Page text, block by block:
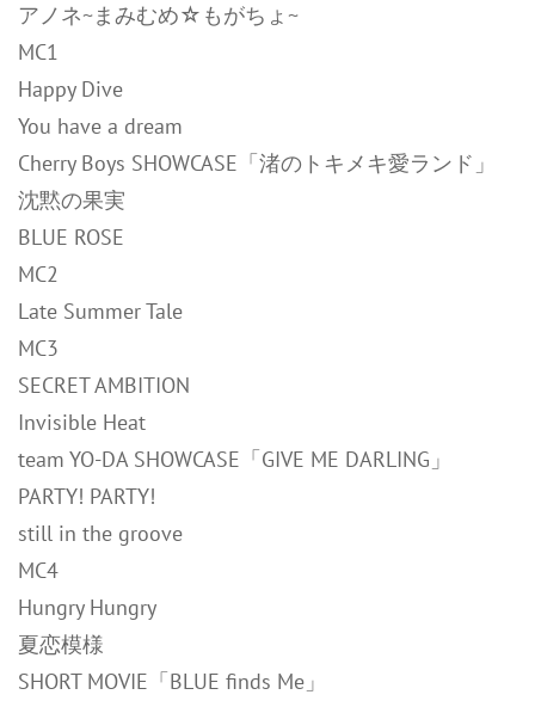
アノネ~まみむめ☆もがちょ~
MC1
Happy Dive
You have a dream
Cherry Boys SHOWCASE「渚のトキメキ愛ランド」
沈黙の果実
BLUE ROSE
MC2
Late Summer Tale
MC3
SECRET AMBITION
Invisible Heat
team YO-DA SHOWCASE「GIVE ME DARLING」
PARTY! PARTY!
still in the groove
MC4
Hungry Hungry
夏恋模様
SHORT MOVIE「BLUE finds Me」